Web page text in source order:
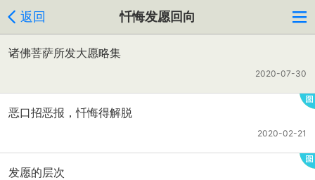
返回 忏悔发愿回向
诸佛菩萨所发大愿略集
2020-07-30
恶口招恶报，忏悔得解脱
2020-02-21
发愿的层次